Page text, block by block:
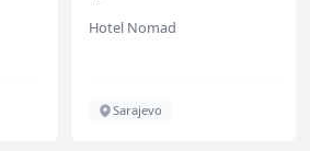
Irion Argerr
Vogošća